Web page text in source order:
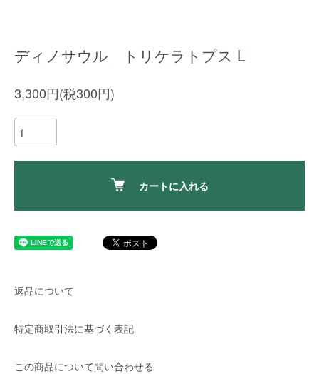
ディノサウル トリケラトプス L
3,300円(税300円)
カートに入れる
返品について
特定商取引法に基づく表記
この商品について問い合わせる